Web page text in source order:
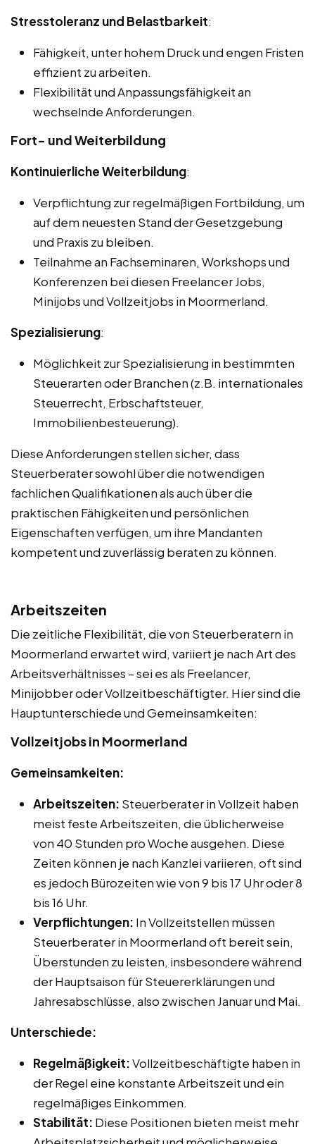
Stresstoleranz und Belastbarkeit:
Fähigkeit, unter hohem Druck und engen Fristen
effizient zu arbeiten.
Flexibilität und Anpassungsfähigkeit an
wechselnde Anforderungen.
Fort- und Weiterbildung
Kontinuierliche Weiterbildung:
Verpflichtung zur regelmäßigen Fortbildung, um
auf dem neuesten Stand der Gesetzgebung
und Praxis zu bleiben.
Teilnahme an Fachseminaren, Workshops und
Konferenzen bei diesen Freelancer Jobs,
Minijobs und Vollzeitjobs in Moormerland.
Spezialisierung:
Möglichkeit zur Spezialisierung in bestimmten
Steuerarten oder Branchen (z.B. internationales
Steuerrecht, Erbschaftsteuer,
Immobilienbesteuerung).
Diese Anforderungen stellen sicher, dass
Steuerberater sowohl über die notwendigen
fachlichen Qualifikationen als auch über die
praktischen Fähigkeiten und persönlichen
Eigenschaften verfügen, um ihre Mandanten
kompetent und zuverlässig beraten zu können.
Arbeitszeiten
Die zeitliche Flexibilität, die von Steuerberatern in
Moormerland erwartet wird, variiert je nach Art des
Arbeitsverhältnisses – sei es als Freelancer,
Minijobber oder Vollzeitbeschäftigter. Hier sind die
Hauptunterschiede und Gemeinsamkeiten:
Vollzeitjobs in Moormerland
Gemeinsamkeiten:
Arbeitszeiten: Steuerberater in Vollzeit haben
meist feste Arbeitszeiten, die üblicherweise
von 40 Stunden pro Woche ausgehen. Diese
Zeiten können je nach Kanzlei variieren, oft sind
es jedoch Bürozeiten wie von 9 bis 17 Uhr oder 8
bis 16 Uhr.
Verpflichtungen: In Vollzeitstellen müssen
Steuerberater in Moormerland oft bereit sein,
Überstunden zu leisten, insbesondere während
der Hauptsaison für Steuererklärungen und
Jahresabschlüsse, also zwischen Januar und Mai.
Unterschiede:
Regelmäßigkeit:Vollzeitbeschäftigte haben in
der Regel eine konstante Arbeitszeit und ein
regelmäßiges Einkommen.
Stabilität: Diese Positionen bieten meist mehr